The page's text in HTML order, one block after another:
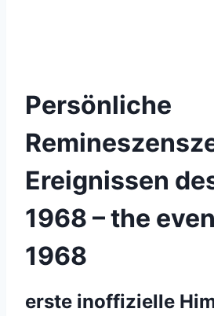
Persönliche
Ereignissen
1968 – the
1968
erste inoffizielle